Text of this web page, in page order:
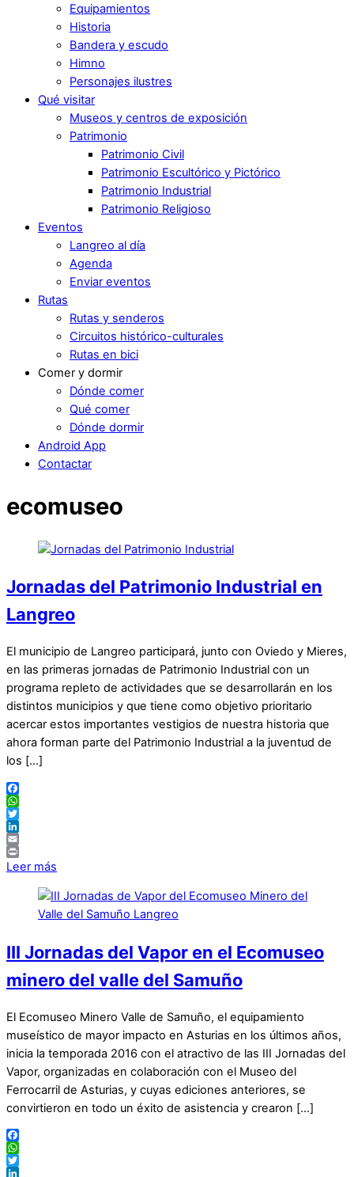
Equipamientos
Historia
Bandera y escudo
Himno
Personajes ilustres
Qué visitar
Museos y centros de exposición
Patrimonio
Patrimonio Civil
Patrimonio Escultórico y Pictórico
Patrimonio Industrial
Patrimonio Religioso
Eventos
Langreo al día
Agenda
Enviar eventos
Rutas
Rutas y senderos
Circuitos histórico-culturales
Rutas en bici
Comer y dormir
Dónde comer
Qué comer
Dónde dormir
Android App
Contactar
ecomuseo
Jornadas del Patrimonio Industrial en
Langreo
El municipio de Langreo participará, junto con Oviedo y Mieres,
en las primeras jornadas de Patrimonio Industrial con un
programa repleto de actividades que se desarrollarán en los
distintos municipios y que tiene como objetivo prioritario
acercar estos importantes vestigios de nuestra historia que
ahora forman parte del Patrimonio Industrial a la juventud de
los […]
Facebook
WhatsApp
Twitter
LinkedIn
Email
Print
Leer más
III Jornadas del Vapor en el Ecomuseo
minero del valle del Samuño
El Ecomuseo Minero Valle de Samuño, el equipamiento
museístico de mayor impacto en Asturias en los últimos años,
inicia la temporada 2016 con el atractivo de las III Jornadas del
Vapor, organizadas en colaboración con el Museo del
Ferrocarril de Asturias, y cuyas ediciones anteriores, se
convirtieron en todo un éxito de asistencia y crearon […]
Facebook
WhatsApp
Twitter